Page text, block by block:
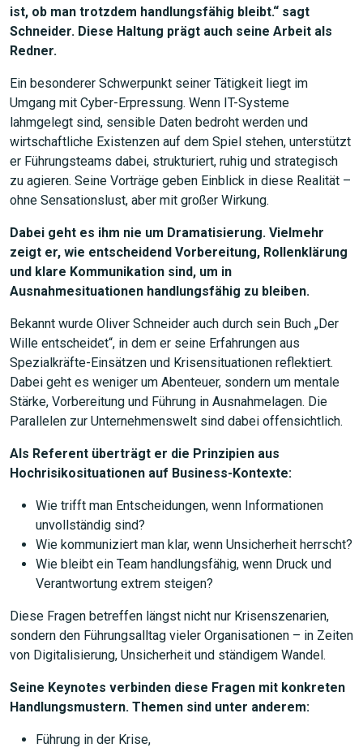
ist, ob man trotzdem handlungsfähig bleibt.“ sagt
Schneider. Diese Haltung prägt auch seine Arbeit als
Redner.
Ein besonderer Schwerpunkt seiner Tätigkeit liegt im
Umgang mit Cyber-Erpressung. Wenn IT-Systeme
lahmgelegt sind, sensible Daten bedroht werden und
wirtschaftliche Existenzen auf dem Spiel stehen, unterstützt
er Führungsteams dabei, strukturiert, ruhig und strategisch
zu agieren. Seine Vorträge geben Einblick in diese Realität –
ohne Sensationslust, aber mit großer Wirkung.
Dabei geht es ihm nie um Dramatisierung. Vielmehr
zeigt er, wie entscheidend Vorbereitung, Rollenklärung
und klare Kommunikation sind, um in
Ausnahmesituationen handlungsfähig zu bleiben.
Bekannt wurde Oliver Schneider auch durch sein Buch „Der
Wille entscheidet“, in dem er seine Erfahrungen aus
Spezialkräfte-Einsätzen und Krisensituationen reflektiert.
Dabei geht es weniger um Abenteuer, sondern um mentale
Stärke, Vorbereitung und Führung in Ausnahmelagen. Die
Parallelen zur Unternehmenswelt sind dabei offensichtlich.
Als Referent überträgt er die Prinzipien aus
Hochrisikosituationen auf Business-Kontexte:
Wie trifft man Entscheidungen, wenn Informationen
unvollständig sind?
Wie kommuniziert man klar, wenn Unsicherheit herrscht?
Wie bleibt ein Team handlungsfähig, wenn Druck und
Verantwortung extrem steigen?
Diese Fragen betreffen längst nicht nur Krisenszenarien,
sondern den Führungsalltag vieler Organisationen – in Zeiten
von Digitalisierung, Unsicherheit und ständigem Wandel.
Seine Keynotes verbinden diese Fragen mit konkreten
Handlungsmustern. Themen sind unter anderem:
Führung in der Krise,
JETZT SUCHEN